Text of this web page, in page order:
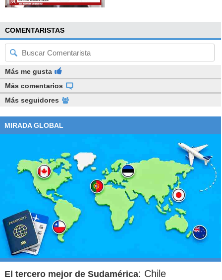
COMENTARISTAS
Más me gusta
Más comentarios
Más seguidores
MIRADA GLOBAL
El tercero mejor de Sudamérica: Chile